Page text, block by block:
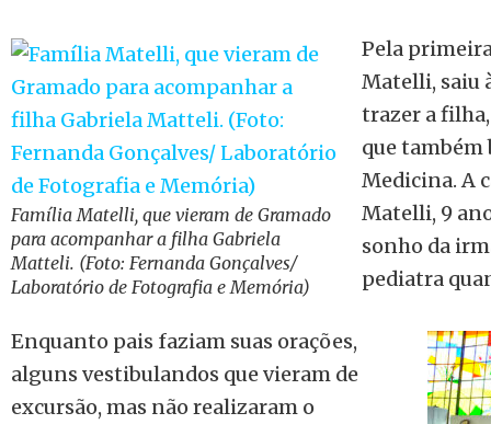
Família Matelli, que vieram de Gramado
para acompanhar a filha Gabriela
Matteli. (Foto: Fernanda Gonçalves/
Laboratório de Fotografia e Memória)
Pela
Matelli, saiu
trazer a
que também
Medicina. A
Matelli, 9
sonho da
pediatra
Enquanto pais faziam suas orações,
alguns vestibulandos que vieram de
excursão, mas não realizaram o